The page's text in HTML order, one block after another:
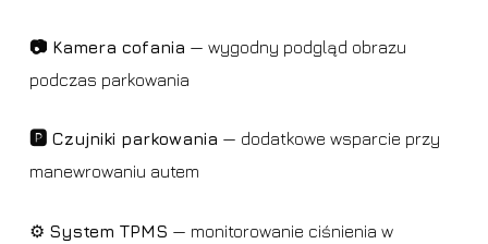
📷 Kamera cofania — wygodny podgląd obrazu
podczas parkowania
🅿️ Czujniki parkowania — dodatkowe wsparcie przy
manewrowaniu autem
⚙️ System TPMS — monitorowanie ciśnienia w